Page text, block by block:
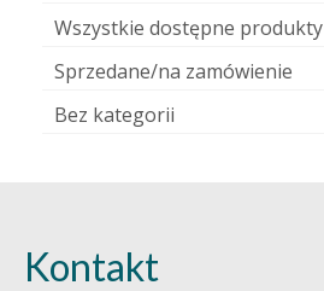
Wszystkie dostępne produkty
Sprzedane/na zamówienie
Bez kategorii
Kontakt